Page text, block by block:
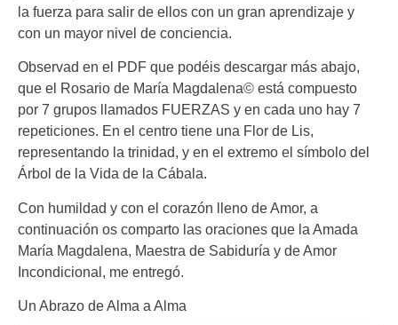
la fuerza para salir de ellos con un gran aprendizaje y
con un mayor nivel de conciencia.
Observad en el PDF que podéis descargar más abajo,
que el Rosario de María Magdalena© está compuesto
por 7 grupos llamados FUERZAS y en cada uno hay 7
repeticiones. En el centro tiene una Flor de Lis,
representando la trinidad, y en el extremo el símbolo del
Árbol de la Vida de la Cábala.
Con humildad y con el corazón lleno de Amor, a
continuación os comparto las oraciones que la Amada
María Magdalena, Maestra de Sabiduría y de Amor
Incondicional, me entregó.
Un Abrazo de Alma a Alma